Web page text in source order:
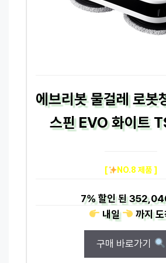
에브리봇 물걸레 로봇
스핀 EVO 화이트
[ NO.8 제품 ]
7%할인 된
내일
까지도
구매 바로가기